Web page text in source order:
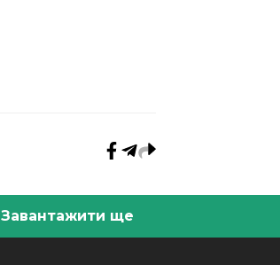
Завантажити ще